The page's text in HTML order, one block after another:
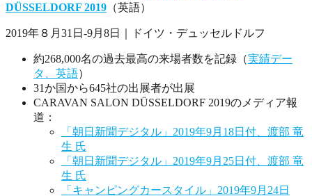
DÜSSELDORF 2019 （英語）
2019年８月31日-9月8日｜ドイツ・デュッセルドルフ
約268,000名の過去最高の来場者数を記録（実績デー
タ、英語）
31か国から645社の出展者が出展
CARAVAN SALON DÜSSELDORF 2019のメディア報
道：
「朝日新聞デジタル」2019年9月18日付、渡部 竜
生 氏
「朝日新聞デジタル」2019年9月25日付、渡部 竜
生 氏
「キャンピングカースタイル」2019年9月24日